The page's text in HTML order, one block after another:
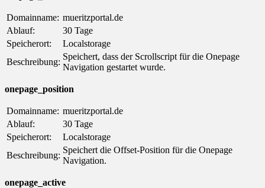
Domainname: mueritzportal.de
Ablauf:
30 Tage
Speicherort:
Localstorage
Beschreibung:
Speichert, dass der Scrollscript für die Onepage
Navigation gestartet wurde.
onepage_position
Domainname: mueritzportal.de
Ablauf:
30 Tage
Speicherort:
Localstorage
Beschreibung:
Speichert die Offset-Position für die Onepage
Navigation.
onepage_active